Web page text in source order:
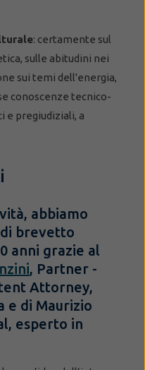
: certamente sul
sulle abitudini nei
sui temi dell'energia,
conoscenze tecnico-
e pregiudiziali, a
abbiamo
brevetto
anni grazie al
, Partner -
Attorney,
e di Maurizio
esperto in